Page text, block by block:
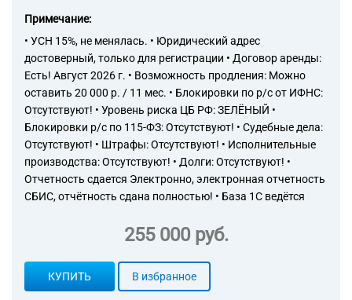
Примечание:
• УСН 15%, не менялась. • Юридический адрес
достоверный, только для регистрации • Договор аренды:
Есть! Август 2026 г. • Возможность продления: Можно
оставить 20 000 р. / 11 мес. • Блокировки по р/с от ИФНС:
Отсутствуют! • Уровень риска ЦБ РФ: ЗЕЛЁНЫЙ •
Блокировки р/с по 115-ФЗ: Отсутствуют! • Судебные дела:
Отсутствуют! • Штрафы: Отсутствуют! • Исполнительные
производства: Отсутствуют! • Долги: Отсутствуют! •
Отчетность сдается Электронно, электронная отчетность
СБИС, отчётность сдана полностью! • База 1С ведётся
255 000 руб.
КУПИТЬ В избранное